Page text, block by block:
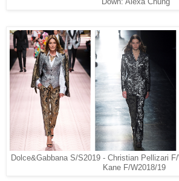
Dolce&Gabbana S/S2019 - Christian Pellizari
Kane F/W2018/19